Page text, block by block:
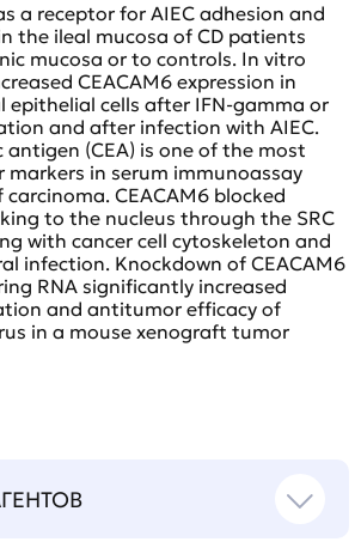
a receptor for AIEC adhesion and
the ileal mucosa of CD patients
mucosa or to controls. In vitro
CEACAM6 expression in
cells after IFN-gamma or
and after infection with AIEC.
antigen (CEA) is one of the most
markers in serum immunoassay
CEACAM6 blocked
to the nucleus through the SRC
with cancer cell cytoskeleton and
infection. Knockdown of CEACAM6
RNA significantly increased
and antitumor efficacy of
in a mouse xenograft tumor